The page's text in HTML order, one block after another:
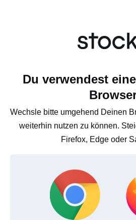
Du verwendest
Wechsle bitte umgehend Deinen
weiterhin nutzen zu können.
Firefox, Edge oder